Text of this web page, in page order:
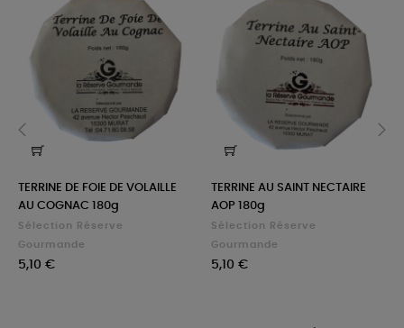
TERRINE DE FOIE DE VOLAILLE
AU COGNAC 180g
Sélection Réserve
Gourmande
Prix
5,10 €
TERRINE AU SAINT NECTAIRE
AOP 180g
Sélection Réserve
Gourmande
Prix
5,10 €